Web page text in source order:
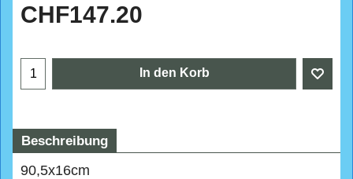
CHF147.20
In den Korb
Beschreibung
90,5x16cm